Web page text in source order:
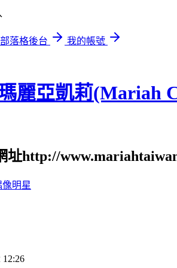
落格後台
我的帳號
麗亞凱莉(Mariah
址http://
像明星
12:26